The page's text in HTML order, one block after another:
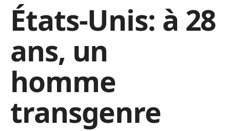
États-Unis: à 28
ans, un
homme
transgenre